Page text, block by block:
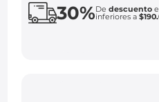
30%Dedescuento
inferiores a